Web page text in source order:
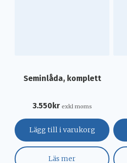
Seminlåda, komplett
3.550kr exkl moms
Lägg till i varukorg
Läs mer